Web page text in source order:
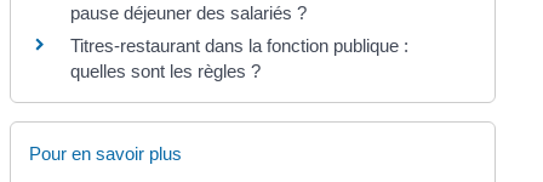
pause déjeuner des salariés ?
Titres-restaurant dans la fonction publique :
quelles sont les règles ?
Pour en savoir plus